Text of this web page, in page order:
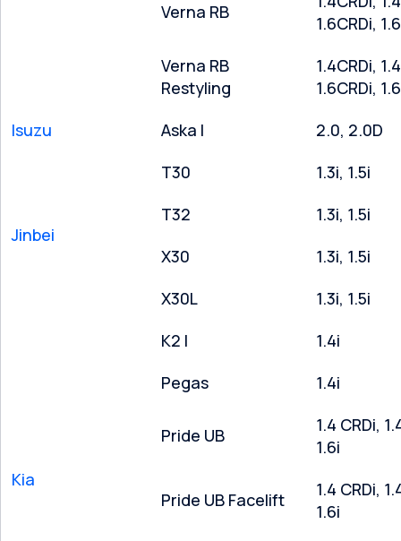
Verna RB
1.6CRDi,
Verna RB
Restyling
1.4CRDi,
1.6CRDi,
Isuzu
Aska I 2.0, 2.0D
Jinbei
T30
1.3i, 1.5i
T32
1.3i, 1.5i
X30
1.3i, 1.5i
X30L
1.3i, 1.5i
Kia
K2 I
1.4i
Pegas
1.4i
Pride UB
1.4 CRDi,
1.6i
Pride UB Facelift
1.4 CRDi,
1.6i